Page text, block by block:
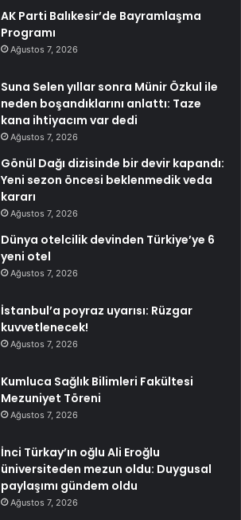
AK Parti Balıkesir’de Bayramlaşma
Programı
Ağustos 7, 2026
Suna Selen yıllar sonra Münir Özkul ile
neden boşandıklarını anlattı: Taze
kana ihtiyacım var dedi
Ağustos 7, 2026
Gönül Dağı dizisinde bir devir kapandı:
Yeni sezon öncesi beklenmedik veda
kararı
Ağustos 7, 2026
Dünya otelcilik devinden Türkiye’ye 6
yeni otel
Ağustos 7, 2026
İstanbul’a poyraz uyarısı: Rüzgar
kuvvetlenecek!
Ağustos 7, 2026
Kumluca Sağlık Bilimleri Fakültesi
Mezuniyet Töreni
Ağustos 7, 2026
İnci Türkay’ın oğlu Ali Eroğlu
üniversiteden mezun oldu: Duygusal
paylaşımı gündem oldu
Ağustos 7, 2026